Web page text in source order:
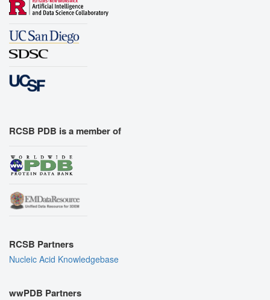
RCSB PDB is a member of
RCSB Partners
Nucleic Acid Knowledgebase
wwPDB Partners